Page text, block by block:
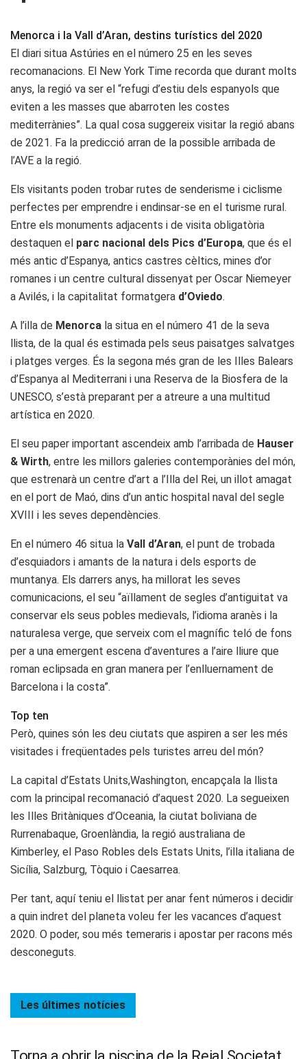
Menorca i la Vall d’Aran, destins turístics del 2020
El diari situa Astúries en el número 25 en les seves
recomanacions. El New York Time recorda que durant molts
anys, la regió va ser el “refugi d’estiu dels espanyols que
eviten a les masses que abarroten les costes
mediterrànies”. La qual cosa suggereix visitar la regió abans
de 2021. Fa la predicció arran de la possible arribada de
l’AVE a la regió.
Els visitants poden trobar rutes de senderisme i ciclisme
perfectes per emprendre i endinsar-se en el turisme rural.
Entre els monuments adjacents i de visita obligatòria
destaquen el parc nacional dels Pics d’Europa, que és el
més antic d’Espanya, antics castres cèltics, mines d’or
romanes i un centre cultural dissenyat per Oscar Niemeyer
a Avilés, i la capitalitat formatgera d’Oviedo.
A l’illa de Menorca la situa en el número 41 de la seva
llista, de la qual és estimada pels seus paisatges salvatges
i platges verges. És la segona més gran de les Illes Balears
d’Espanya al Mediterrani i una Reserva de la Biosfera de la
UNESCO, s’està preparant per a atreure a una multitud
artística en 2020.
El seu paper important ascendeix amb l’arribada de Hauser
& Wirth, entre les millors galeries contemporànies del món,
que estrenarà un centre d’art a l’Illa del Rei, un illot amagat
en el port de Maó, dins d’un antic hospital naval del segle
XVIII i les seves dependències.
En el número 46 situa la Vall d’Aran, el punt de trobada
d’esquiadors i amants de la natura i dels esports de
muntanya. Els darrers anys, ha millorat les seves
comunicacions, el seu “aïllament de segles d’antiguitat va
conservar els seus pobles medievals, l’idioma aranès i la
naturalesa verge, que serveix com el magnífic teló de fons
per a una emergent escena d’aventures a l’aire lliure que
roman eclipsada en gran manera per l’enlluernament de
Barcelona i la costa”.
Top ten
Però, quines són les deu ciutats que aspiren a ser les més
visitades i freqüentades pels turistes arreu del món?
La capital d’Estats Units,Washington, encapçala la llista
com la principal recomanació d’aquest 2020. La segueixen
les Illes Britàniques d’Oceania, la ciutat boliviana de
Rurrenabaque, Groenlàndia, la regió australiana de
Kimberley, el Paso Robles dels Estats Units, l’illa italiana de
Sicília, Salzburg, Tòquio i Caesarrea.
Per tant, aquí teniu el llistat per anar fent números i decidir
a quin indret del planeta voleu fer les vacances d’aquest
2020. O poder, sou més temeraris i apostar per racons més
desconeguts.
Les últimes notícies